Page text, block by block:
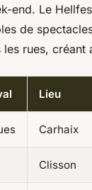
end. Le
de
les rues, créant
Lieu
Carhaix
Clisson